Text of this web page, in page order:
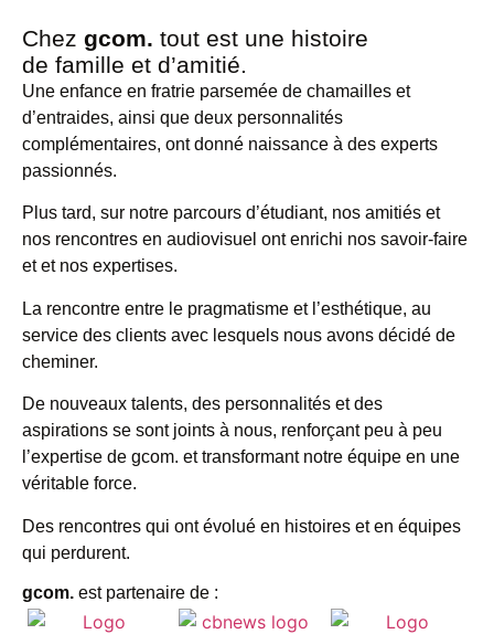
Chez gcom. tout est une histoire
de famille et d’amitié.
Une enfance en fratrie parsemée de chamailles et
d’entraides, ainsi que deux personnalités
complémentaires, ont donné naissance à des experts
passionnés.
Plus tard, sur notre parcours d’étudiant, nos amitiés et
nos rencontres en audiovisuel ont enrichi nos savoir-faire
et et nos expertises.
La rencontre entre le pragmatisme et l’esthétique, au
service des clients avec lesquels nous avons décidé de
cheminer.
De nouveaux talents, des personnalités et des
aspirations se sont joints à nous, renforçant peu à peu
l’expertise de gcom. et transformant notre équipe en une
véritable force.
Des rencontres qui ont évolué en histoires et en équipes
qui perdurent.
gcom. est partenaire de :